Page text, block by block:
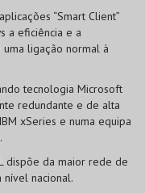
“Smart Client”
a eficiência e a
ligação normal à
tecnologia Microsoft
redundante e de alta
xSeries e numa equipa
dispõe da maior rede de
nacional.